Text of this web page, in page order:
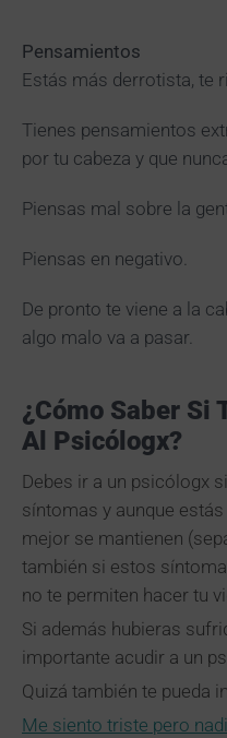
Pensamientos
Estás más derrotista, te
Tienes pensamientos
por tu cabeza y que
Piensas mal sobre la
Piensas en negativo.
De pronto te viene a la
algo malo va a pasar.
¿Cómo Saber Si
Al Psicólogx?
Debes ir a un psicólogx
síntomas y aunque
mejor se mantienen
también si estos
no te permiten hacer tu
Si además hubieras
importante acudir a un
Quizá también te pueda
Me siento triste pero